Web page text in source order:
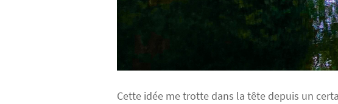
Cette idée me trotte dans la tête depuis un